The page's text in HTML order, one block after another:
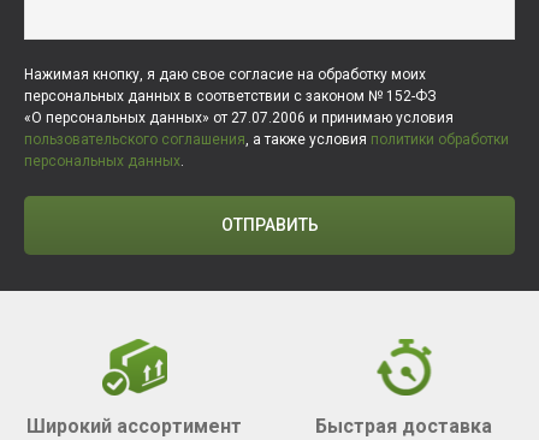
Нажимая кнопку, я даю свое согласие на обработку моих
персональных данных в соответствии с законом № 152-ФЗ
«О персональных данных» от 27.07.2006 и принимаю условия
пользовательского соглашения, а также условия политики обработки
персональных данных.
ОТПРАВИТЬ
Широкий ассортимент Быстрая доставка